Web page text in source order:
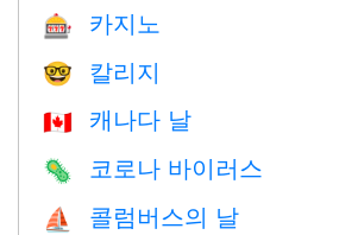
🎰 카지노
🤓 칼리지
🇨🇦 캐나다 날
🦠 코로나 바이러스
⛵️ 콜럼버스의 날